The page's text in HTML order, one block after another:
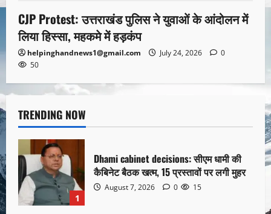
CJP Protest: उत्तराखंड पुलिस ने युवाओं के आंदोलन में
लिया हिस्सा, महकमे में हड़कंप
helpinghandnews1@gmail.com July 24, 2026
0
50
TRENDING NOW
1
Dhami cabinet decisions: सीएम धामी की
कैबिनेट बैठक खत्म, 15 प्रस्तावों पर लगी मुहर
August 7, 2026 0 15